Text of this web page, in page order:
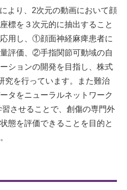
より、2次元の動画において顔
標を３次元的に抽出すること
用し、①顔面神経麻痺患者に
評価、②手指関節可動域の自
ションの開発を目指し、株式
究を行っています。また難治
タをニューラルネットワーク
習させることで、創傷の専門外
態を評価できることを目的と